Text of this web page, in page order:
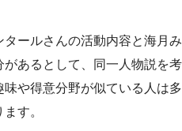
ールさんの活動内容と海月み
あるとして、同一人物説を考
や得意分野が似ている人は多
す。